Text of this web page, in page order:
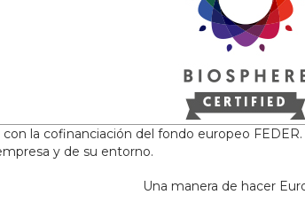
la cofinanciación del fondo europeo
y de su entorno.
Una manera de hacer